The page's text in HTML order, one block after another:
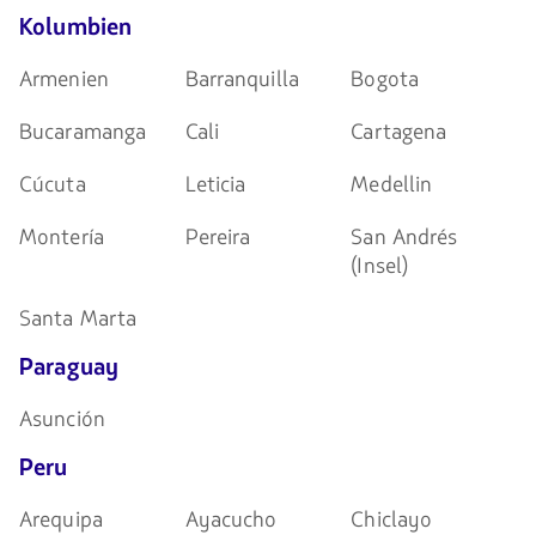
Kolumbien
Armenien Barranquilla
Bogota
Bucaramanga
Cali
Cartagena
Cúcuta
Leticia
Medellin
Montería
Pereira
San Andrés
(Insel)
Santa Marta
Paraguay
Asunción
Peru
Arequipa Ayacucho
Chiclayo